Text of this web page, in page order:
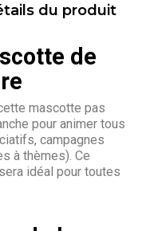
du produit
de
mascotte pas
pour animer tous
campagnes
à thèmes). Ce
idéal pour toutes